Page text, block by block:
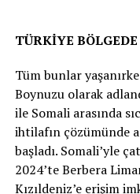
TÜRKİYE
Tüm bunlar
Boynuzu olarak
ile Somali arasında
ihtilafın çözümünde
başladı. Somali’yle
2024’te Berbera
Kızıldeniz’e erişim